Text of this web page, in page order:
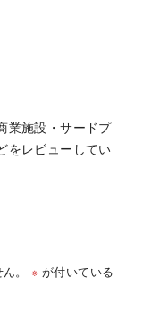
業施設・サードプ
をレビューしてい
。 ※ が付いている